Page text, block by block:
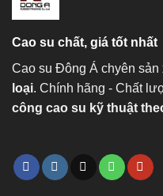
Cao su chất, giá tốt nhất
Cao su Đông Á chyên sản
loại. Chính hãng - Chất
công cao su kỹ thuật